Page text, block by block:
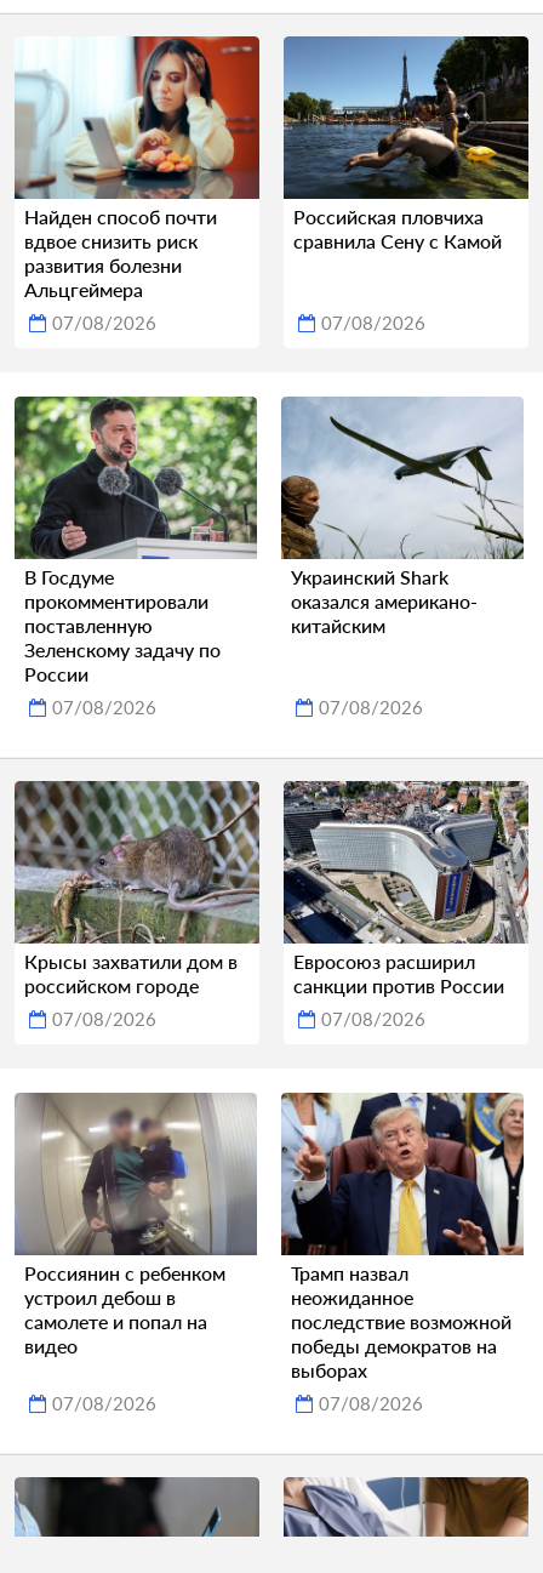
Найден способ почти
вдвое снизить риск
развития болезни
Альцгеймера
07/08/2026
Российская пловчиха
сравнила Сену с Камой
07/08/2026
В Госдуме
прокомментировали
поставленную
Зеленскому задачу по
России
07/08/2026
Украинский Shark
оказался американо-
китайским
07/08/2026
Крысы захватили дом в
российском городе
07/08/2026
Евросоюз расширил
санкции против России
07/08/2026
Россиянин с ребенком
устроил дебош в
самолете и попал на
видео
07/08/2026
Трамп назвал
неожиданное
последствие возможной
победы демократов на
выборах
07/08/2026